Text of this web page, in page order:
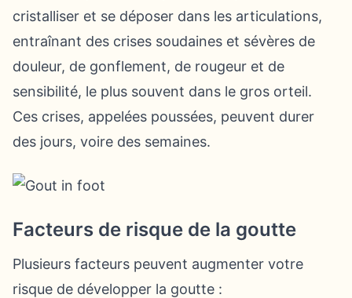
cristalliser et se déposer dans les articulations,
entraînant des crises soudaines et sévères de
douleur, de gonflement, de rougeur et de
sensibilité, le plus souvent dans le gros orteil.
Ces crises, appelées poussées, peuvent durer
des jours, voire des semaines.
Facteurs de risque de la goutte
Plusieurs facteurs peuvent augmenter votre
risque de développer la goutte :